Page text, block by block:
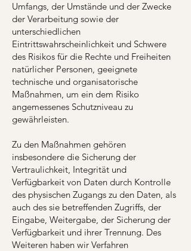
Umfangs, der Umstände und der Zwecke
der Verarbeitung sowie der
unterschiedlichen
Eintrittswahrscheinlichkeit und Schwere
des Risikos für die Rechte und Freiheiten
natürlicher Personen, geeignete
technische und organisatorische
Maßnahmen, um ein dem Risiko
angemessenes Schutzniveau zu
gewährleisten.
Zu den Maßnahmen gehören
insbesondere die Sicherung der
Vertraulichkeit, Integrität und
Verfügbarkeit von Daten durch Kontrolle
des physischen Zugangs zu den Daten, als
auch des sie betreffenden Zugriffs, der
Eingabe, Weitergabe, der Sicherung der
Verfügbarkeit und ihrer Trennung. Des
Weiteren haben wir Verfahren